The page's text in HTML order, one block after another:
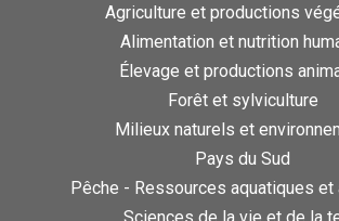
Agriculture et productions
Alimentation et nutrition
Élevage et productions
Forêt et sylviculture
Milieux naturels et
Pays du Sud
Pêche - Ressources aquatiques et